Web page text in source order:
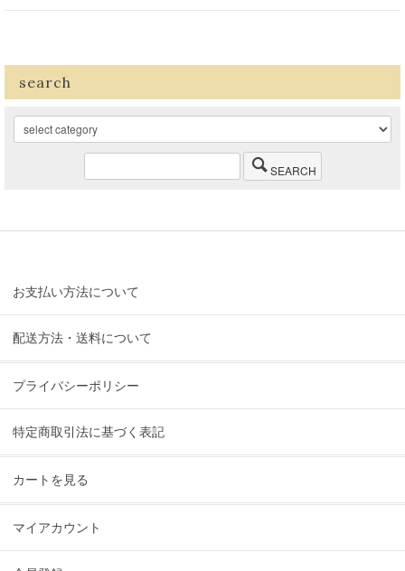
search
SEARCH
お支払い方法について
配送方法・送料について
プライバシーポリシー
特定商取引法に基づく表記
カートを見る
マイアカウント